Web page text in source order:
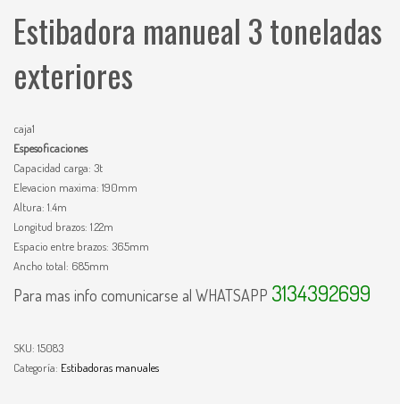
Estibadora manueal 3 toneladas
exteriores
caja1
Espesoficaciones
Capacidad carga: 3t
Elevacion maxima: 190mm
Altura: 1.4m
Longitud brazos: 1.22m
Espacio entre brazos: 365mm
Ancho total: 685mm
Para mas info comunicarse al WHATSAPP 3134392699
SKU: 15083
Categoría: Estibadoras manuales